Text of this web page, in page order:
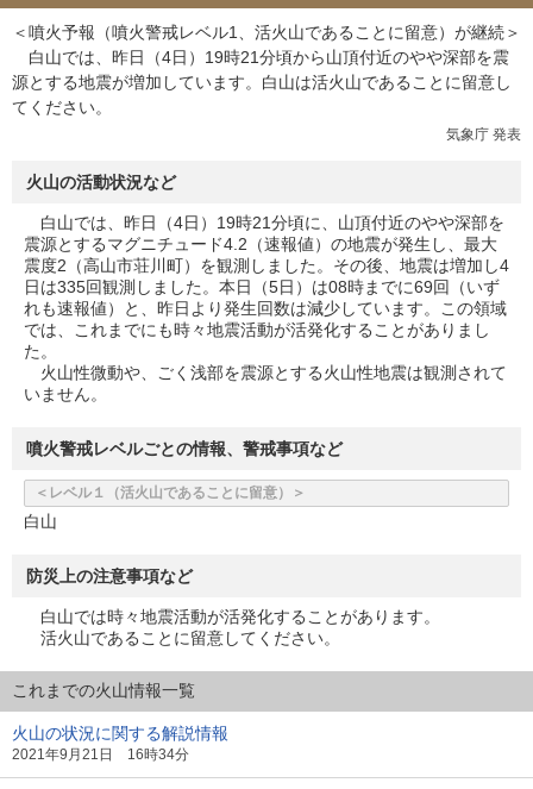
＜噴火予報（噴火警戒レベル1、活火山であることに留意）が継続＞
白山では、昨日（4日）19時21分頃から山頂付近のやや深部を震
源とする地震が増加しています。白山は活火山であることに留意し
てください。
気象庁 発表
火山の活動状況など
白山では、昨日（4日）19時21分頃に、山頂付近のやや深部を
震源とするマグニチュード4.2（速報値）の地震が発生し、最大
震度2（高山市荘川町）を観測しました。その後、地震は増加し4
日は335回観測しました。本日（5日）は08時までに69回（いず
れも速報値）と、昨日より発生回数は減少しています。この領域
では、これまでにも時々地震活動が活発化することがありまし
た。
火山性微動や、ごく浅部を震源とする火山性地震は観測されて
いません。
噴火警戒レベルごとの情報、警戒事項など
＜レベル１（活火山であることに留意）＞
白山
防災上の注意事項など
白山では時々地震活動が活発化することがあります。
活火山であることに留意してください。
これまでの火山情報一覧
火山の状況に関する解説情報
2021年9月21日 16時34分